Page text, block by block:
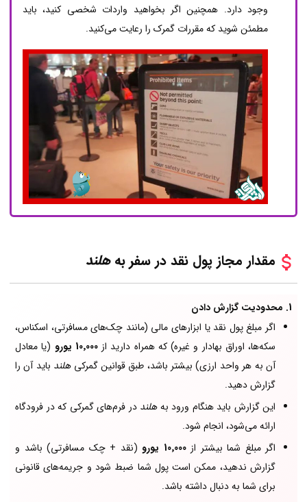
وجود دارد. همچنین اگر بخواهید واردات شخصی کنید، باید
مطمئن شوید که مقررات گمرک را رعایت می‌کنید.
مقدار مجاز پول نقد در سفر به هلند
1. محدودیت گزارش دادن
اگر مبلغ پول نقد یا ابزارهای مالی (مانند چک‌های مسافرتی، اسکناس،
سکه‌ها، اوراق بهادار و غیره) که همراه دارید از10٬000 یورو
(یا معادل
آن به هر واحد ارزی) بیشتر باشد، طبق قوانین گمرکیهلند باید آن را
گزارش دهید.
این گزارش باید هنگام ورود بههلند در فرم‌های گمرکی که در فرودگاه
ارائه می‌شود، انجام شود.
اگر مبلغ شما بیشتر از10٬000 یورو
(نقد + چک مسافرتی) باشد و
گزارش ندهید، ممکن است پول شما ضبط شود و جریمه‌های قانونی
برای شما به دنبال داشته باشد.